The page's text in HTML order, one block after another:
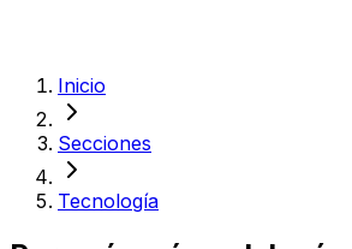
Inicio
Secciones
Tecnología